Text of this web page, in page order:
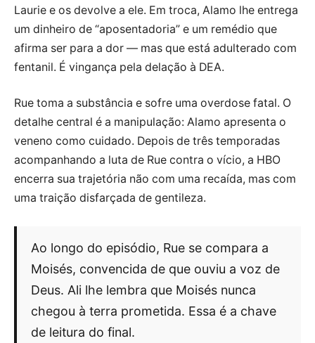
Laurie e os devolve a ele. Em troca, Alamo lhe entrega
um dinheiro de “aposentadoria” e um remédio que
afirma ser para a dor — mas que está adulterado com
fentanil. É vingança pela delação à DEA.
Rue toma a substância e sofre uma overdose fatal. O
detalhe central é a manipulação: Alamo apresenta o
veneno como cuidado. Depois de três temporadas
acompanhando a luta de Rue contra o vício, a HBO
encerra sua trajetória não com uma recaída, mas com
uma traição disfarçada de gentileza.
Ao longo do episódio, Rue se compara a
Moisés, convencida de que ouviu a voz de
Deus. Ali lhe lembra que Moisés nunca
chegou à terra prometida. Essa é a chave
de leitura do final.